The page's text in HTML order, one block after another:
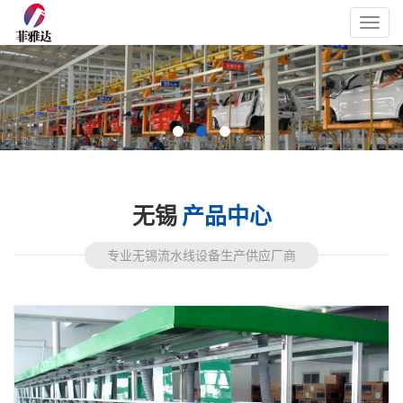
无锡 产品中心
专业无锡流水线设备生产供应厂商